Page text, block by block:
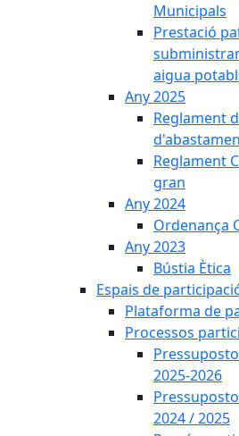
Municipals
Prestació
aigua
Any 2025
Reglament
Reglament
gran
Any 2024
Ordenança
Any 2023
Bústia Ètica
Espais de
Plataforma de
Processos
2025-2026
2024 / 2025